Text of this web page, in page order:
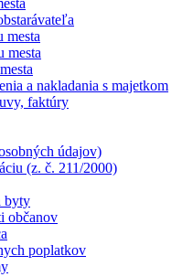
mesta
mesta
a nakladania s majetkom
faktúry
údajov)
(z. č. 211/2000)
byty
občanov
poplatkov